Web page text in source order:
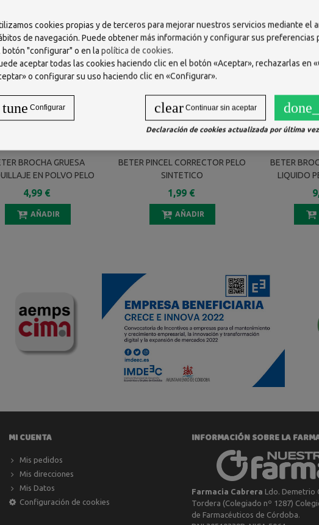
BROCHA GRUESA
EN POLVO PELO
CABRA 18,5 CM
4,99 €
AÑADIR
BETER PINCEL CORRECTOR PELO
SINTETICO
1,99 €
AÑADIR
BETER
LIQUIDO
MI CUENTA
Mis pedidos
Mis direcciones
Mis Datos
Configuración de cookies
INFORMACIÓN SOBRE LA
Farmacia Cabrera Ldo. Demetrio
Tordera (Colegiado nº 1287)
de Farmacéuticos de Córdoba.
cookies propias y de terceros para mejorar nuestros servicios mediante el
de navegación. Puede obtener más información y configurar sus preferencias
botón "configurar" o en la política de cookies.
aceptar todas las cookies haciendo clic en el botón «Aceptar», rechazarlas en
o configurar su uso haciendo clic en «Configurar».
clear Continuar sin aceptar
tune Configurar
Declaración de cookies actualizada por última